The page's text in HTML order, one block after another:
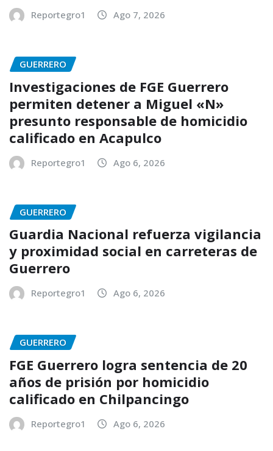
Reportegro1 Ago 7, 2026
GUERRERO
Investigaciones de FGE Guerrero
permiten detener a Miguel «N»
presunto responsable de homicidio
calificado en Acapulco
Reportegro1 Ago 6, 2026
GUERRERO
Guardia Nacional refuerza vigilancia
y proximidad social en carreteras de
Guerrero
Reportegro1 Ago 6, 2026
GUERRERO
FGE Guerrero logra sentencia de 20
años de prisión por homicidio
calificado en Chilpancingo
Reportegro1 Ago 6, 2026